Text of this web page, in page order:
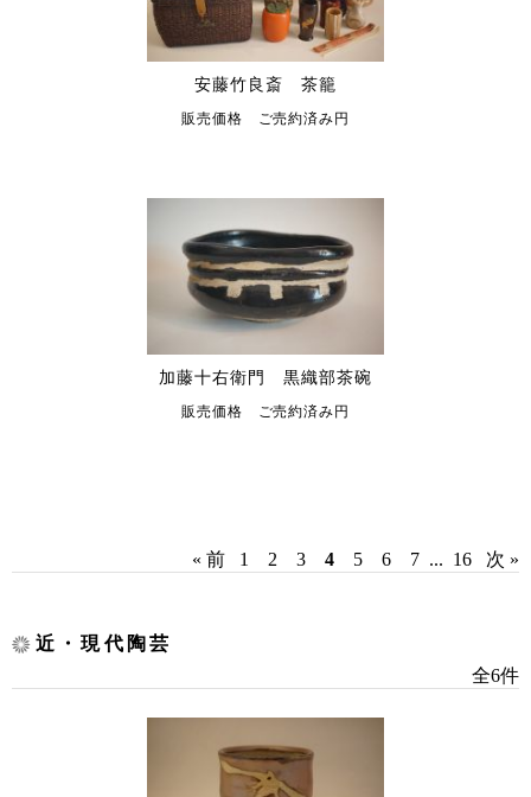
安藤竹良斎 茶籠
販売価格 ご売約済み円
加藤十右衛門 黒織部茶碗
販売価格 ご売約済み円
« 前 1 2 3 4 5 6 7 ... 16 次 »
近・現代陶芸
全6件